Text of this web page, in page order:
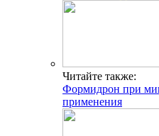
Читайте также:
Формидрон при
применения